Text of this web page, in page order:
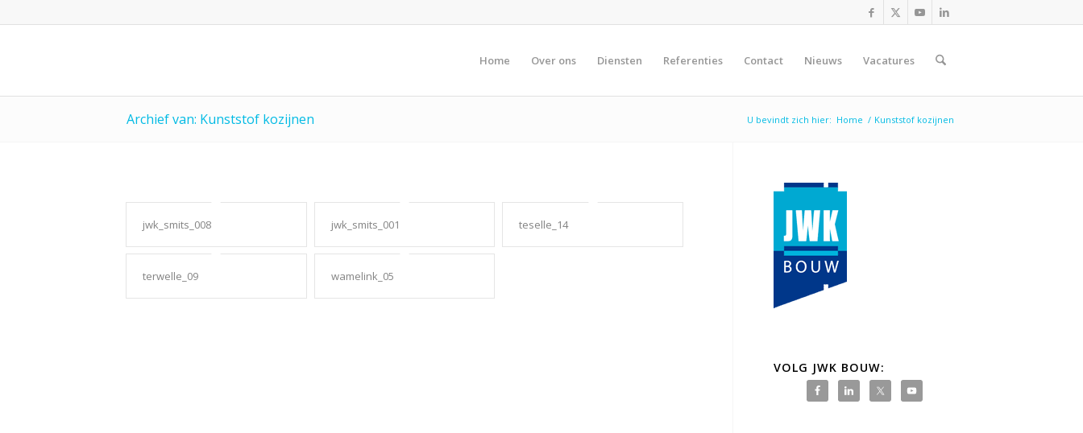
Home Over ons Diensten Referenties Contact Nieuws Vacatures
Archief van: Kunststof kozijnen U bevindt zich hier: Home / Kunststof kozijnen
jwk_smits_008 jwk_smits_001 teselle_14
terwelle_09 wamelink_05
VOLG JWK BOUW: